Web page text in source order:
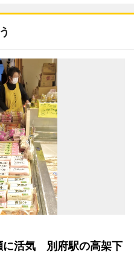
に活気 別府駅の高架下